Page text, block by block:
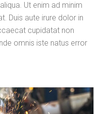
Ut enim ad minim
Duis aute irure dolor in
cupidatat non
omnis iste natus error